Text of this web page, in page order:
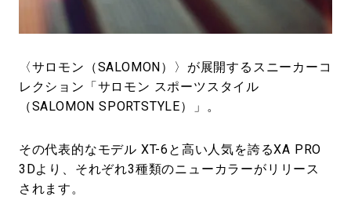
〈サロモン（SALOMON）〉が展開するスニーカーコ
レクション「サロモン スポーツスタイル
（SALOMON SPORTSTYLE）」。
その代表的なモデル XT-6と高い人気を誇るXA PRO
3Dより、それぞれ3種類のニューカラーがリリース
されます。